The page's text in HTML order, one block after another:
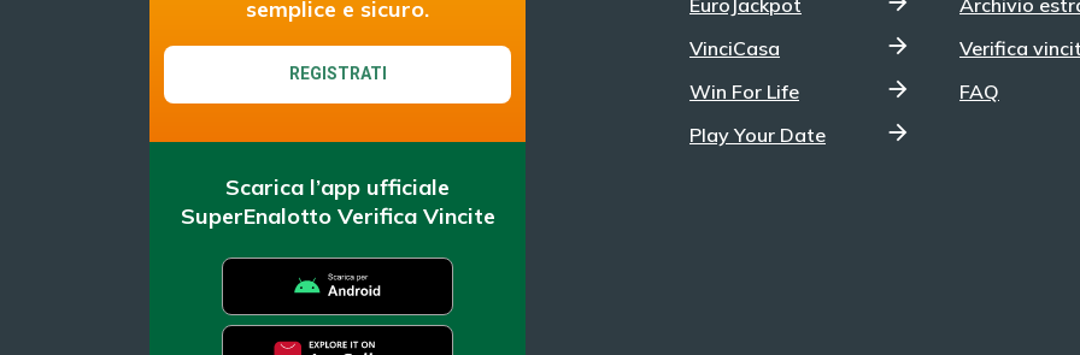
semplice e sicuro.
REGISTRATI
Scarica l’app ufficiale
SuperEnalotto Verifica Vincite
VinciCasa
Win For Life
Play Your Date
Verifica
FAQ